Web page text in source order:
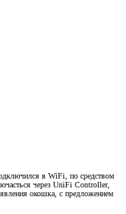
в WiFi, по средством
через UniFi Controller,
окошка, с предложением